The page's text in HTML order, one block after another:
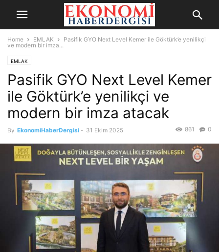
Home EMLAK
Pasifik GYO Next Level Kemer ile Göktürk’e yenilikçi
ve modern bir imza...
EMLAK
Pasifik GYO Next Level Kemer
ile Göktürk’e yenilikçi ve
modern bir imza atacak
By EkonomiHaberDergisi - 31 Ekim 2025 0
861